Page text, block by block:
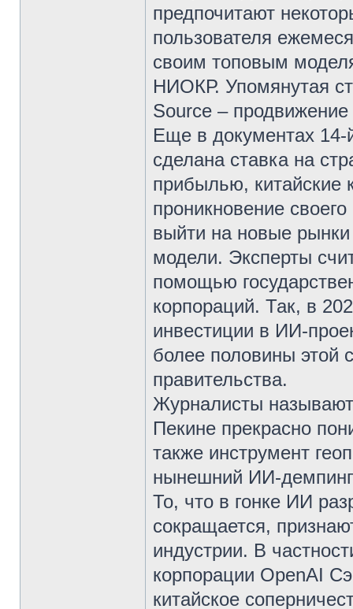
предпочитают
пользователя
своим топовым
НИОКР. Упомянутая
Source –
Еще в документах 14-
сделана ставка на
прибылью, китайские
проникновение
выйти на новые рынки
модели. Эксперты
помощью
корпораций. Так, в
инвестиции в ИИ-
более половины этой
правительства.
Журналисты
Пекине прекрасно
также инструмент
нынешний ИИ-
То, что в гонке ИИ
сокращается,
индустрии. В
корпорации OpenAI
китайское